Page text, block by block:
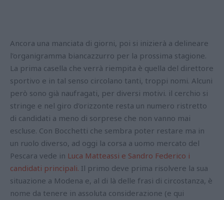
Ancora una manciata di giorni, poi si inizierà a delineare
l'organigramma biancazzurro per la prossima stagione.
La prima casella che verrà riempita è quella del direttore
sportivo e in tal senso circolano tanti, troppi nomi. Alcuni
però sono già naufragati, per diversi motivi. il cerchio si
stringe e nel giro d'orizzonte resta un numero ristretto
di candidati a meno di sorprese che non vanno mai
escluse. Con Bocchetti che sembra poter restare ma in
un ruolo diverso, ad oggi la corsa a uomo mercato del
Pescara vede in Luca Matteassi e Sandro Federico i
candidati principali. Il primo deve prima risolvere la sua
situazione a Modena e, al di là delle frasi di circostanza, è
nome da tenere in assoluta considerazione (e qui